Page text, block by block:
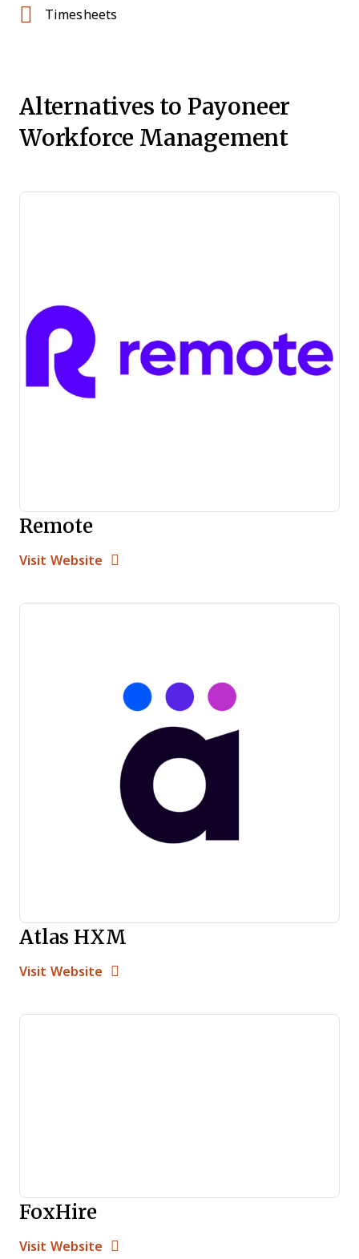
Timesheets
Alternatives to Payoneer
Workforce Management
Remote
Visit Website Opens New Window
Atlas HXM
Visit Website Opens New Window
FoxHire
Visit Website Opens New Window